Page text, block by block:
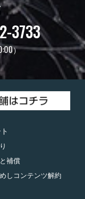
3733
）
補償
しコンテンツ解約